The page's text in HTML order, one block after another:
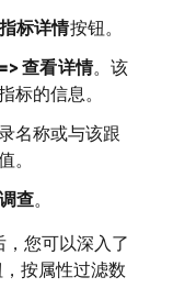
标详情按钮。
=> 查看详情。该
标的信息。
名称或与该跟
。
查。
您可以深入了
按属性过滤数